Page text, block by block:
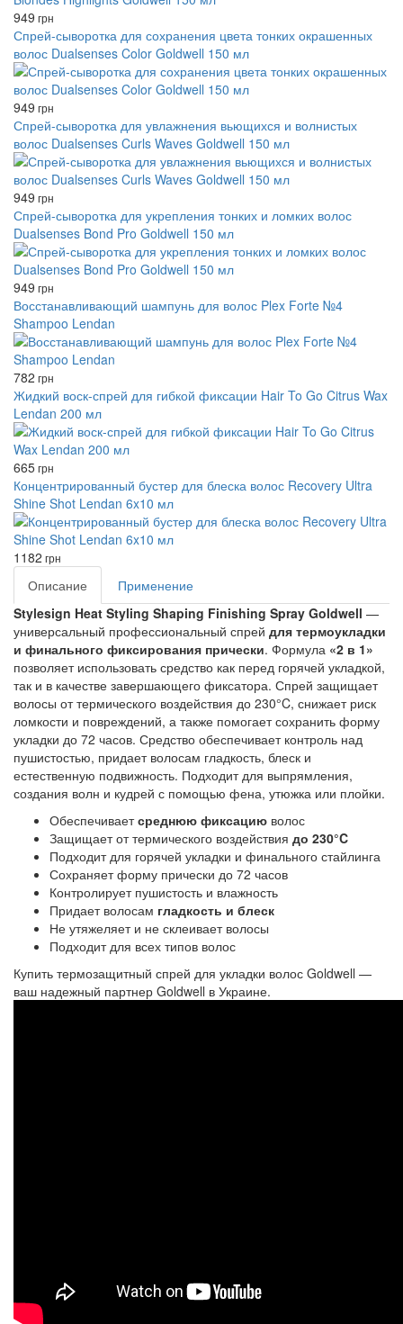
949 грн
Спрей-сыворотка для сохранения цвета тонких окрашенных
волос Dualsenses Color Goldwell 150 мл
949 грн
Спрей-сыворотка для увлажнения вьющихся и волнистых
волос Dualsenses Curls Waves Goldwell 150 мл
949 грн
Спрей-сыворотка для укрепления тонких и ломких волос
Dualsenses Bond Pro Goldwell 150 мл
949 грн
Восстанавливающий шампунь для волос Plex Forte №4
Shampoo Lendan
782 грн
Жидкий воск-спрей для гибкой фиксации Hair To Go Citrus Wax
Lendan 200 мл
665грн
Концентрированный бустер для блеска волос Recovery Ultra
Shine Shot Lendan 6x10 мл
1182 грн
Описание
Применение
Stylesign Heat Styling Shaping Finishing Spray Goldwell —
универсальный профессиональный спрей для термоукладки
и финального фиксирования прически. Формула «2 в 1»
позволяет использовать средство как перед горячей укладкой,
так и в качестве завершающего фиксатора. Спрей защищает
волосы от термического воздействия до 230°C, снижает риск
ломкости и повреждений, а также помогает сохранить форму
укладки до 72 часов. Средство обеспечивает контроль над
пушистостью, придает волосам гладкость, блеск и
естественную подвижность. Подходит для выпрямления,
создания волн и кудрей с помощью фена, утюжка или плойки.
Обеспечиваетсреднюю фиксацию волос
Защищает от термического воздействия до 230°C
Подходит для горячей укладки и финального стайлинга
Сохраняет форму прически до 72 часов
Контролирует пушистость и влажность
Придает волосам гладкость и блеск
Не утяжеляет и не склеивает волосы
Подходит для всех типов волос
Купить термозащитный спрей для укладки волос Goldwell —
ваш надежный партнер Goldwell в Украине.